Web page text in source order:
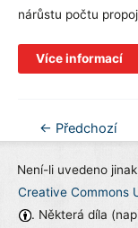
nárůstu počtu
Více informací
Navigace
příspěvek
← Předchozí
Není-li uvedeno
Creative Commons
. Některá díla